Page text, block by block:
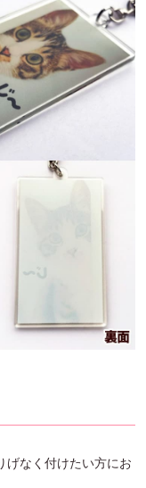
げなく付けたい方にお